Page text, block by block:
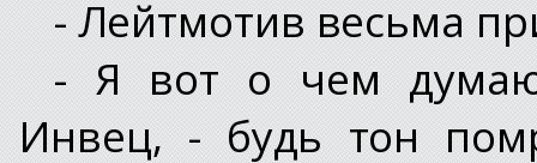
- Лейтмотив весьма
- Я вот о чем
Инвец, - будь тон